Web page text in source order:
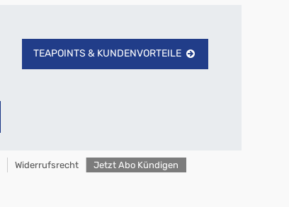
TEAPOINTS & KUNDENVORTEILE
Widerrufsrecht Jetzt Abo Kündigen